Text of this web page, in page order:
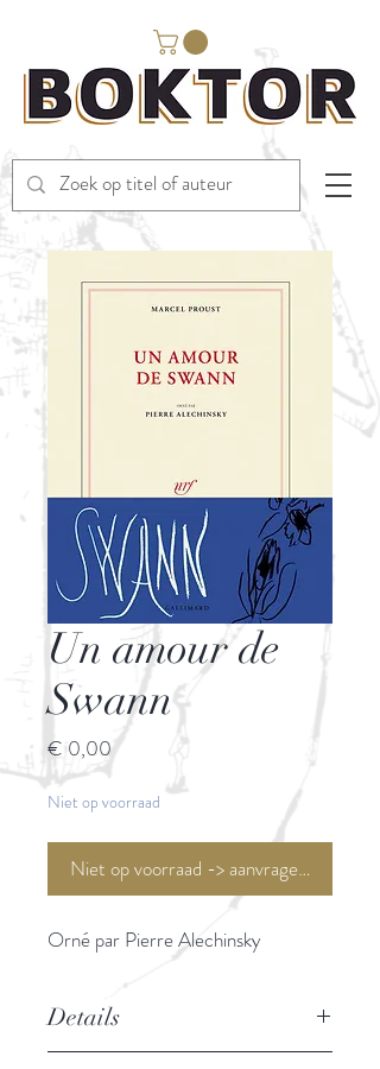
Un amour de
Swann
€ 0,00Prijs
Niet op voorraad
Niet op voorraad -> aanvragen <-
Orné par Pierre Alechinsky
Details